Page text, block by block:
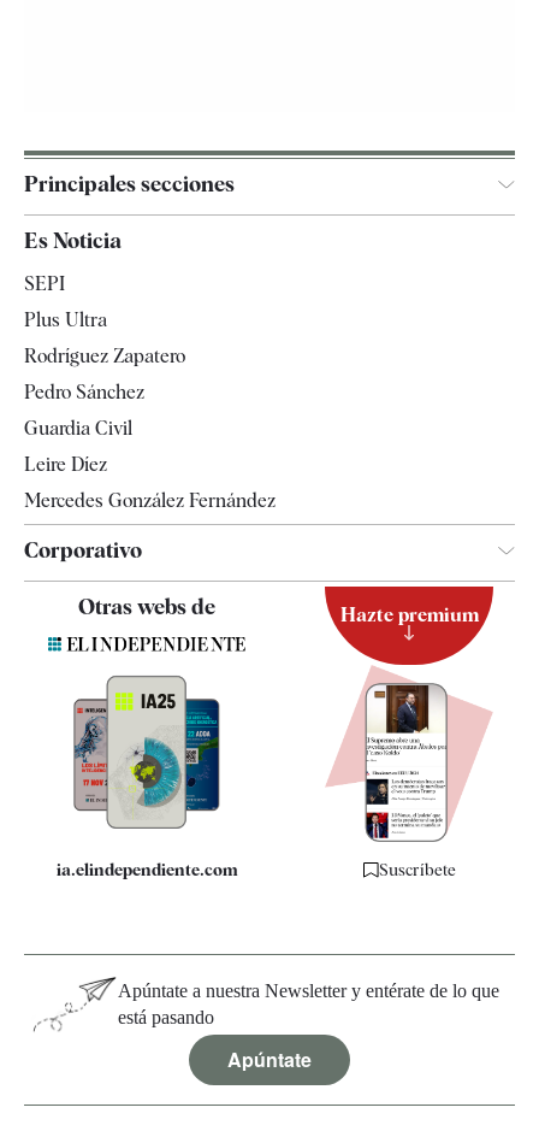
Principales secciones
España
Televisión
Es Noticia
SEPI
Plus Ultra
Rodríguez Zapatero
Pedro Sánchez
Guardia Civil
Leire Díez
Mercedes González Fernández
Corporativo
Contacto
Quiénes somos
Especificaciones
Otras webs de
ia.elindependiente.com
Hazte premium
Suscríbete
Apúntate a nuestra Newsletter y entérate de lo que
está pasando
Apúntate